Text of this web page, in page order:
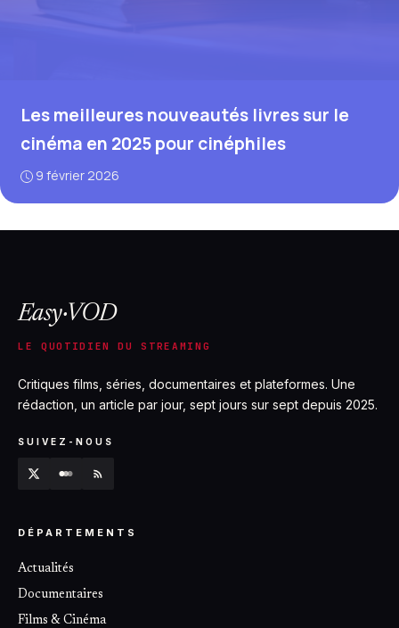
Les meilleures nouveautés livres sur le
cinéma en 2025 pour cinéphiles
9 février 2026
Easy·VOD
LE QUOTIDIEN DU STREAMING
Critiques films, séries, documentaires et plateformes. Une
rédaction, un article par jour, sept jours sur sept depuis 2025.
SUIVEZ-NOUS
DÉPARTEMENTS
Actualités
Documentaires
Films & Cinéma